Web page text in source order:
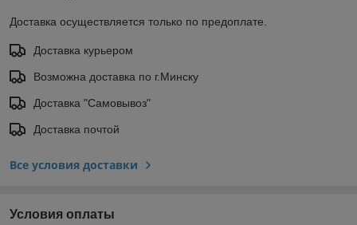
Доставка осуществляется только по предоплате.
Доставка курьером
Возможна доставка по г.Минску
Доставка "Самовывоз"
Доставка почтой
Все условия доставки
Условия оплаты